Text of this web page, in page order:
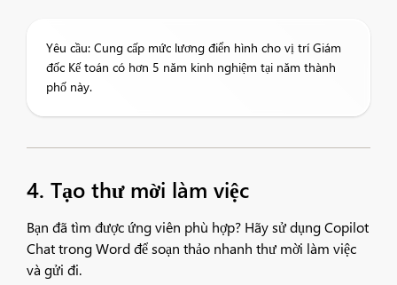
Yêu cầu: Cung cấp mức lương điển hình cho vị trí Giám
đốc Kế toán có hơn 5 năm kinh nghiệm tại năm thành
phố này.
4. Tạo thư mời làm việc
Bạn đã tìm được ứng viên phù hợp? Hãy sử dụng Copilot
Chat trong Word để soạn thảo nhanh thư mời làm việc
và gửi đi.